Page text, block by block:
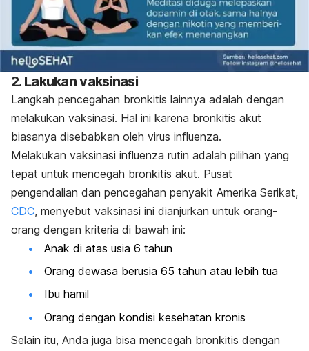
2. Lakukan vaksinasi
Langkah pencegahan bronkitis lainnya adalah dengan
melakukan vaksinasi. Hal ini karena bronkitis akut
biasanya disebabkan oleh virus influenza.
Melakukan vaksinasi influenza rutin adalah pilihan yang
tepat untuk mencegah bronkitis akut. Pusat
pengendalian dan pencegahan penyakit Amerika Serikat,
CDC, menyebut vaksinasi ini dianjurkan untuk orang-
orang dengan kriteria di bawah ini:
Anak di atas usia 6 tahun
Orang dewasa berusia 65 tahun atau lebih tua
Ibu hamil
Orang dengan kondisi kesehatan kronis
Selain itu, Anda juga bisa mencegah bronkitis dengan